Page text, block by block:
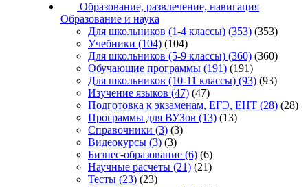
Образование, развлечение, навигация
Образование и наука
Для школьников (1-4 классы) (353) (353)
Учебники (104) (104)
Для школьников (5-9 классы) (360) (360)
Обучающие программы (191) (191)
Для школьников (10-11 классы) (93) (93)
Изучение языков (47) (47)
Подготовка к экзаменам, ЕГЭ, ЕНТ (28) (28)
Программы для ВУЗов (13) (13)
Справочники (3) (3)
Видеокурсы (3) (3)
Бизнес-образование (6) (6)
Научные расчеты (21) (21)
Тесты (23) (23)